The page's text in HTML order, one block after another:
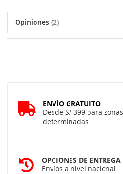
Opiniones 2
ENVÍO GRATUITO
Desde S/ 399 para zonas
determinadas
OPCIONES DE ENTREGA
Envíos a nivel nacional